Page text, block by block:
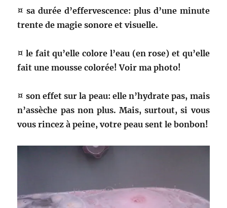
¤ sa durée d’effervescence: plus d’une minute
trente de magie sonore et visuelle.
¤ le fait qu’elle colore l’eau (en rose) et qu’elle
fait une mousse colorée! Voir ma photo!
¤ son effet sur la peau: elle n’hydrate pas, mais
n’assèche pas non plus. Mais, surtout, si vous
vous rincez à peine, votre peau sent le bonbon!